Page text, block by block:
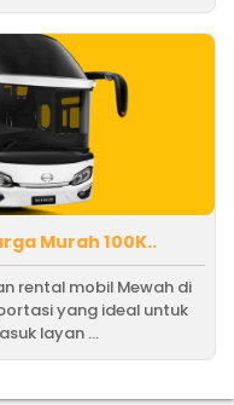
Murah 100K..
rental mobil Mewah di
yang ideal untuk
layan ...